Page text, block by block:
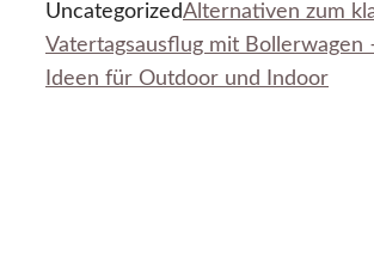
UncategorizedAlternativen zum
Vatertagsausflug mit Bollerwagen
Ideen für Outdoor und Indoor